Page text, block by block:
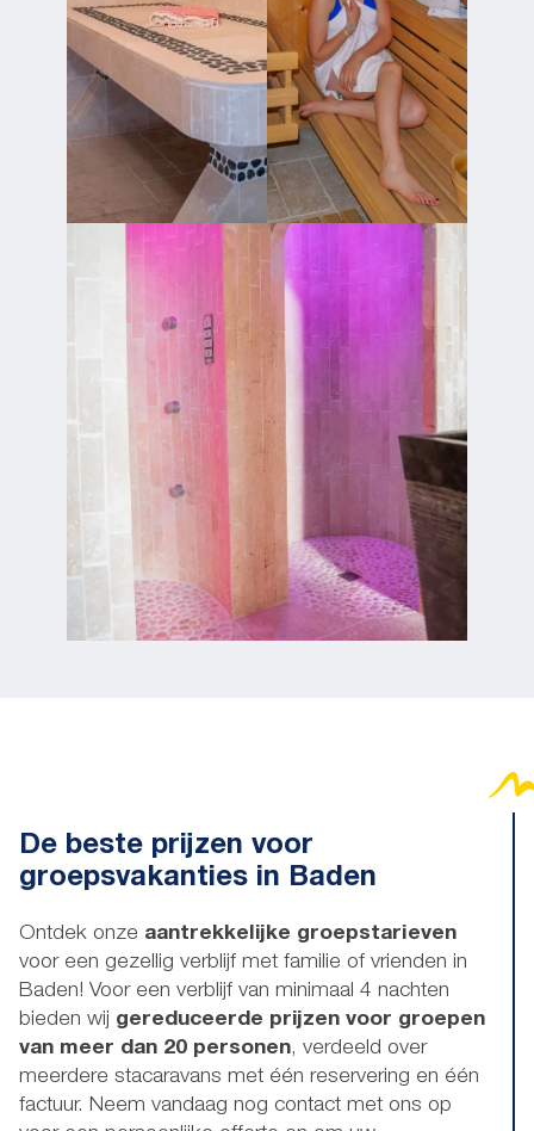
De beste prijzen voor
groepsvakanties in Baden
Ontdek onze aantrekkelijke groepstarieven
voor een gezellig verblijf met familie of vrienden in
Baden! Voor een verblijf van minimaal 4 nachten
bieden wij gereduceerde prijzen voor groepen
van meer dan 20 personen, verdeeld over
meerdere stacaravans met één reservering en één
factuur. Neem vandaag nog contact met ons op